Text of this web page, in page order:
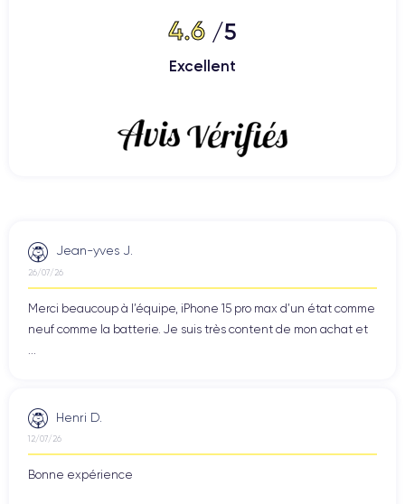
4.6 /5
Excellent
Jean-yves J.
26/07/26
Merci beaucoup à l’équipe, iPhone 15 pro max d’un état comme
neuf comme la batterie. Je suis très content de mon achat et
Henri D.
12/07/26
Bonne expérience